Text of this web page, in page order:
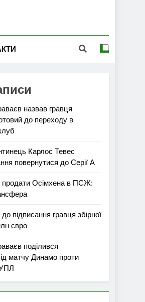
назвав гравця
до переходу в
Карлос Тевес
повернутися до Серії А
продати Осімхена в ПСЖ:
підписання гравця збірної
євро
поділився
матчу Динамо проти